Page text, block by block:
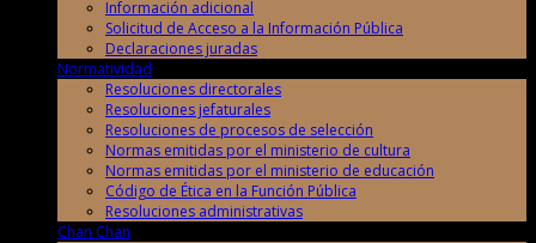
Información adicional
Solicitud de Acceso a la Información Pública
Declaraciones juradas
Normatividad
Resoluciones directorales
Resoluciones jefaturales
Resoluciones de procesos de selección
Normas emitidas por el ministerio de cultura
Normas emitidas por el ministerio de educación
Código de Ética en la Función Pública
Resoluciones administrativas
Chan Chan